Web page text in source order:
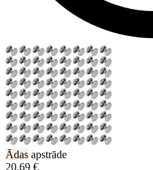
Ādas apstrāde
20.69 €